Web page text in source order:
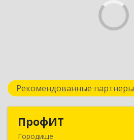
Рекомендованные партнеры
ПрофИТ
Городище